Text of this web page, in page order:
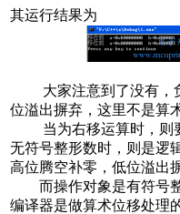
其运行结果为
大家注意到了没有，负
位溢出摒弃，这里不是算
当为右移运算时，则要
无符号整形数时，则是逻
高位腾空补零，低位溢出
而操作对象是有符号整
编译器是做算术位移处理